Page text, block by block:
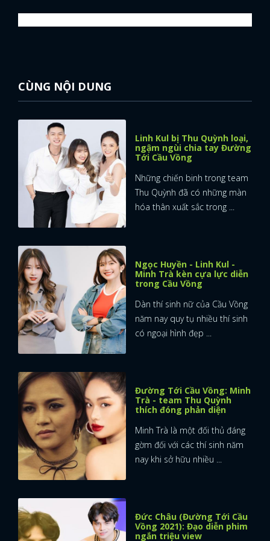
CÙNG NỘI DUNG
Linh Kul bị Thu Quỳnh loại,
ngậm ngùi chia tay Đường
Tới Cầu Vồng
Những chiến binh trong team
Thu Quỳnh đã có những màn
hóa thân xuất sắc trong ...
Ngọc Huyền - Linh Kul -
Minh Trà kèn cựa lực diễn
trong Cầu Vồng
Dàn thí sinh nữ của Cầu Vồng
năm nay quy tụ nhiều thí sinh
có ngoại hình đẹp ...
Đường Tới Cầu Vồng: Minh
Trà - team Thu Quỳnh
thích đóng phản diện
Minh Trà là một đối thủ đáng
gờm đối với các thí sinh năm
nay khi sở hữu nhiều ...
Đức Châu (Đường Tới Cầu
Vồng 2021): Đạo diễn phim
ngắn triệu view